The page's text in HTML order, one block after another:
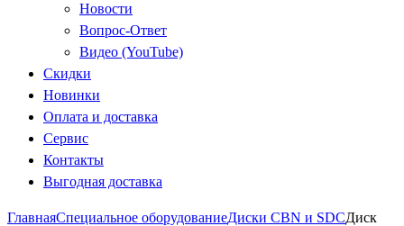
Новости
Вопрос-Ответ
Видео (YouTube)
Скидки
Новинки
Оплата и доставка
Сервис
Контакты
Выгодная доставка
ГлавнаяСпециальное оборудованиеДиски CBN и SDCДиск